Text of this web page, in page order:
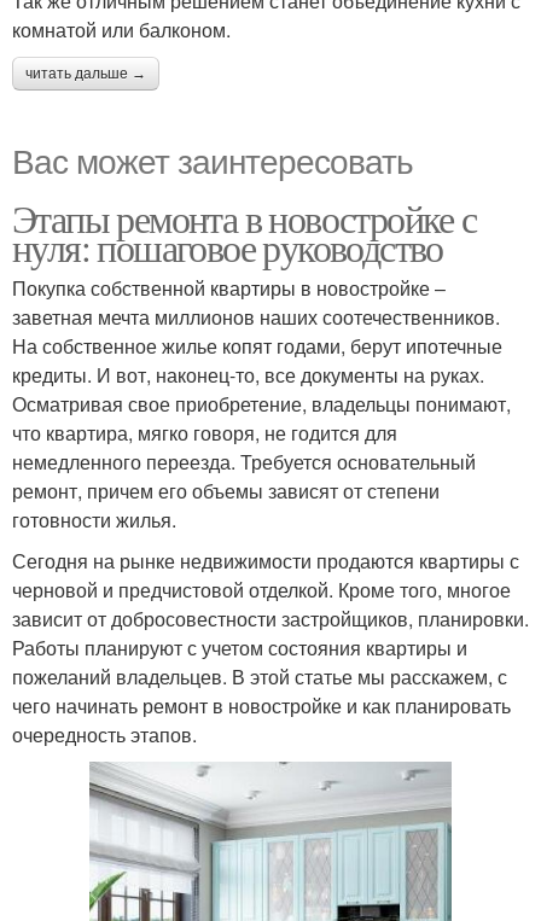
комнатой или балконом.
читать дальше →
Вас может заинтересовать
Этапы ремонта в новостройке с
нуля: пошаговое руководство
Покупка собственной квартиры в новостройке –
заветная мечта миллионов наших соотечественников.
На собственное жилье копят годами, берут ипотечные
кредиты. И вот, наконец-то, все документы на руках.
Осматривая свое приобретение, владельцы понимают,
что квартира, мягко говоря, не годится для
немедленного переезда. Требуется основательный
ремонт, причем его объемы зависят от степени
готовности жилья.
Сегодня на рынке недвижимости продаются квартиры с
черновой и предчистовой отделкой. Кроме того, многое
зависит от добросовестности застройщиков, планировки.
Работы планируют с учетом состояния квартиры и
пожеланий владельцев. В этой статье мы расскажем, с
чего начинать ремонт в новостройке и как планировать
очередность этапов.